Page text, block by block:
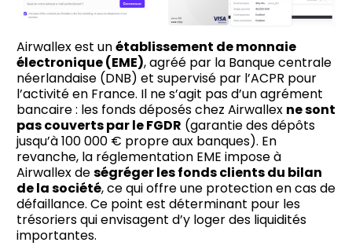
Airwallex est unétablissement de monnaie
électronique (EME), agréé par la Banque centrale
néerlandaise (DNB) et supervisé par l’ACPR pour
l’activité en France. Il ne s’agit pas d’un agrément
bancaire : les fonds déposés chez Airwallex ne sont
pas couverts par le FGDR (garantie des dépôts
jusqu’à 100 000 € propre aux banques). En
revanche, la réglementation EME impose à
Airwallex deségréger les fonds clients du bilan
de la société, ce qui offre une protection en cas de
défaillance. Ce point est déterminant pour les
trésoriers qui envisagent d’y loger des liquidités
importantes.